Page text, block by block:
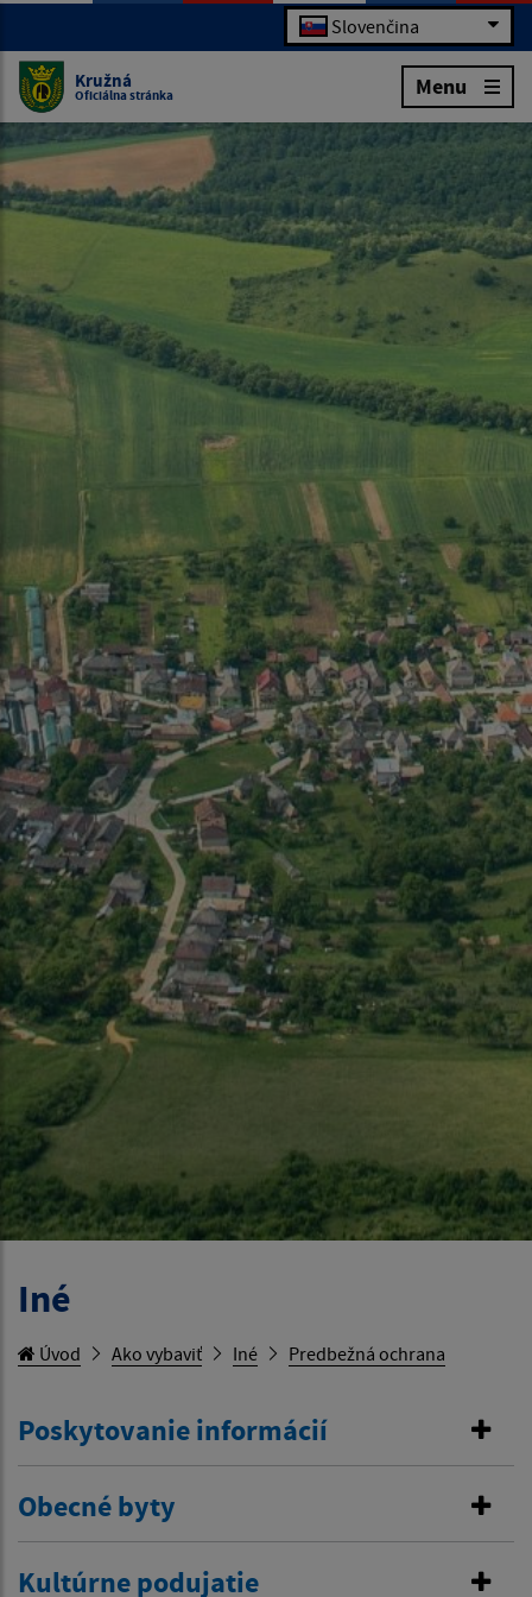
Slovenčina
Kružná
Oficiálna stránka Menu
Iné
Úvod Ako vybaviť Iné Predbežná ochrana
Poskytovanie informácií
Obecné byty
Kultúrne podujatie